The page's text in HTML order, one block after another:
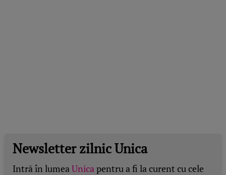
Newsletter zilnic Unica
Intră în lumeaUnicapentru a fi la curent cu cele